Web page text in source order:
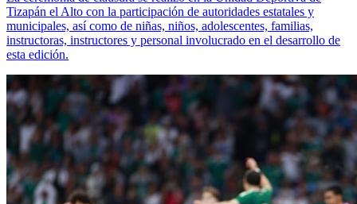
Tizapán el Alto con la participación de autoridades estatales y
municipales, así como de niñas, niños, adolescentes, familias,
instructoras, instructores y personal involucrado en el desarrollo de
esta edición.